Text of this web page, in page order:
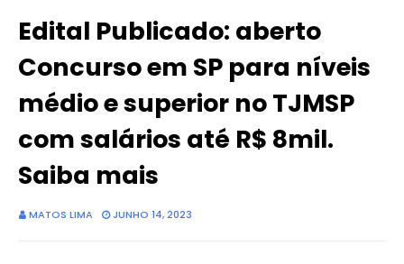
Edital Publicado: aberto
Concurso em SP para níveis
médio e superior no TJMSP
com salários até R$ 8mil.
Saiba mais
MATOS LIMA JUNHO 14, 2023